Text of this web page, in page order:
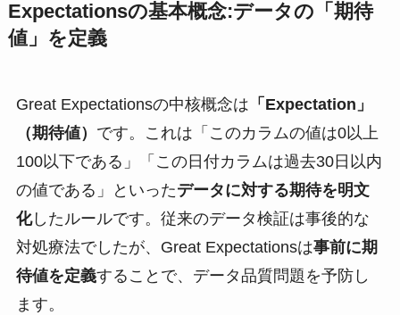
Expectationsの基本概念:データの「期待
値」を定義
Great Expectationsの中核概念は 「Expectation」
（期待値） です。これは「このカラムの値は0以上
100以下である」「この日付カラムは過去30日以内
の値である」といったデータに対する期待を明文
化したルールです。従来のデータ検証は事後的な
対処療法でしたが、Great Expectationsは事前に期
待値を定義することで、データ品質問題を予防し
ます。